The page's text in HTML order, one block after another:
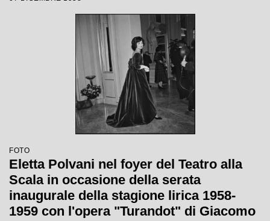
Votto con la regia di Margherita
FOTO
Eletta Polvani nel foyer del Teatro alla
Scala in occasione della serata
inaugurale della stagione lirica 1958-
1959 con l'opera "Turandot" di Giacomo